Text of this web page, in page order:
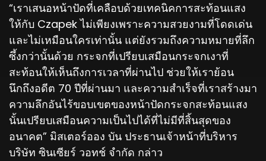
“เราเสนอหน้าปัดที่เคลือบด้วยเทคนิคการสะท้อนแสง
ให้กับ Czapek ไม่เพียงเพราะความสวยงามที่โดดเด่น
และไม่เหมือนใครเท่านั้น แต่ยังรวมถึงความหมายที่ลึก
ซึ้งกว่านั้นด้วย กระจกที่เปรียบเสมือนกระจกเงาที่
สะท้อนให้เห็นถึงการเวลาที่ผ่านไป ช่วยให้เราย้อน
นึกถึงอดีต 70 ปีที่ผ่านมา และความสำเร็จที่เราสร้างมา
ความลึกอันไร้ขอบเขตของหน้าปัดกระจกสะท้อนแสง
นั้นเปรียบเสมือนความเป็นไปได้ที่ไม่มีที่สิ้นสุดของ
อนาคต” มิสเตอร์ออง บัน ประธานเจ้าหน้าที่บริหาร
บริษัท ซินเซียร์ วอทช์ จำกัด กล่าว